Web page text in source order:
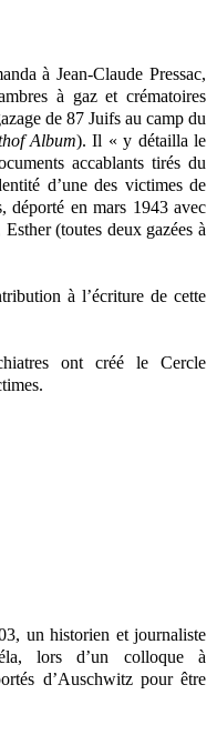
à Jean-Claude Pressac,
à gaz et crématoires
de 87 Juifs au camp du
Album). Il « y détailla le
accablants tirés du
d’une des victimes de
en mars 1943 avec
(toutes deux gazées à
à l’écriture de cette
ont créé le Cercle
un historien et journaliste
lors d’un colloque à
d’Auschwitz pour être